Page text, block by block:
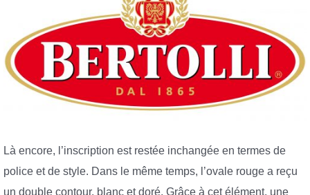
Là encore, l’inscription est restée inchangée en termes de
police et de style. Dans le même temps, l’ovale rouge a reçu
un double contour, blanc et doré. Grâce à cet élément, une